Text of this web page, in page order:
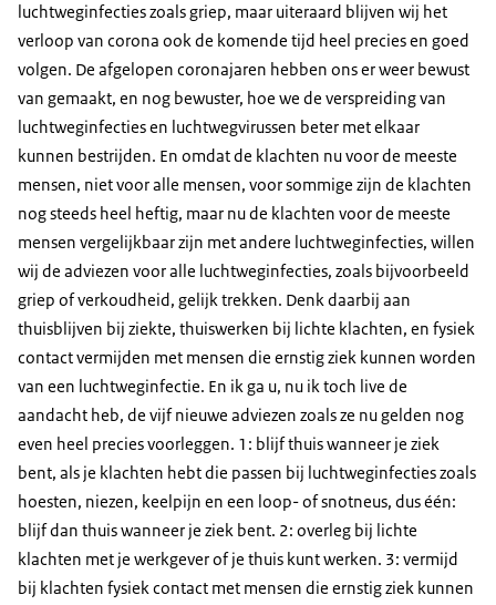
luchtweginfecties zoals griep, maar uiteraard blijven wij het
verloop van corona ook de komende tijd heel precies en goed
volgen. De afgelopen coronajaren hebben ons er weer bewust
van gemaakt, en nog bewuster, hoe we de verspreiding van
luchtweginfecties en luchtwegvirussen beter met elkaar
kunnen bestrijden. En omdat de klachten nu voor de meeste
mensen, niet voor alle mensen, voor sommige zijn de klachten
nog steeds heel heftig, maar nu de klachten voor de meeste
mensen vergelijkbaar zijn met andere luchtweginfecties, willen
wij de adviezen voor alle luchtweginfecties, zoals bijvoorbeeld
griep of verkoudheid, gelijk trekken. Denk daarbij aan
thuisblijven bij ziekte, thuiswerken bij lichte klachten, en fysiek
contact vermijden met mensen die ernstig ziek kunnen worden
van een luchtweginfectie. En ik ga u, nu ik toch live de
aandacht heb, de vijf nieuwe adviezen zoals ze nu gelden nog
even heel precies voorleggen. 1: blijf thuis wanneer je ziek
bent, als je klachten hebt die passen bij luchtweginfecties zoals
hoesten, niezen, keelpijn en een loop- of snotneus, dus één:
blijf dan thuis wanneer je ziek bent. 2: overleg bij lichte
klachten met je werkgever of je thuis kunt werken. 3: vermijd
bij klachten fysiek contact met mensen die ernstig ziek kunnen